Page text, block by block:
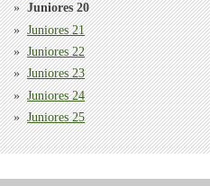
Juniores 20
Juniores 21
Juniores 22
Juniores 23
Juniores 24
Juniores 25